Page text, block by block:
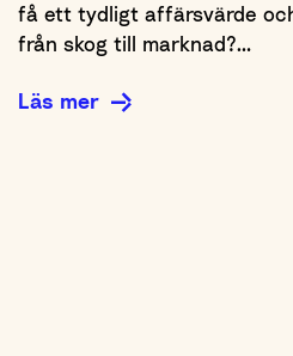
få ett tydligt affärsvärde
från skog till marknad?…
Läs mer